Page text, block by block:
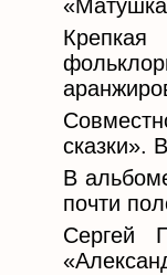
сказки».
В
почти
Сергей